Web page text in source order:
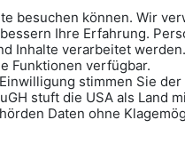
besuchen können. Wir
Ihre Erfahrung.
Inhalte verarbeitet
Funktionen verfügbar.
stimmen Sie
stuft die USA als Land
Daten ohne
das Kalendersymbol.
Ohne Termin kann es zu
Bitte nehmen Sie eine
für Ihren Einkauf mit.
Wir freuen uns - Das